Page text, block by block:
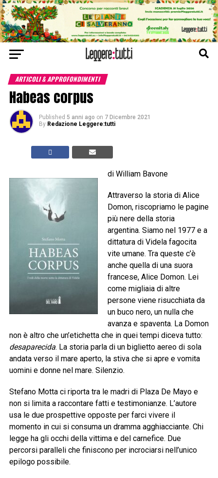
ARTICOLI & APPROFONDIMENTI
Habeas corpus
Published 5 anni ago on 7 Dicembre 2021
By Redazione Leggere:tutti
di William Bavone
Attraverso la storia di Alice
Domon, riscopriamo le pagine
più nere della storia
argentina. Siamo nel 1977 e a
dittatura di Videla fagocita
vite umane. Tra queste c’è
anche quella di una suora
francese, Alice Domon. Lei
come migliaia di altre
persone viene risucchiata da
un buco nero, un nulla che
avanza e spaventa. La Domon
non è altro che un’etichetta che in quei tempi diceva tutto:
desaparecida. La storia parla di un biglietto aereo di sola
andata verso il mare aperto, la stiva che si apre e vomita
uomini e donne nel mare. Silenzio.
Stefano Motta ci riporta tra le madri di Plaza De Mayo e
non si limita a raccontare fatti e testimonianze. L’autore
usa le due prospettive opposte per farci vivere il
momento in cui si consuma un dramma agghiacciante. Chi
legge ha gli occhi della vittima e del carnefice. Due
percorsi paralleli che finiscono per incrociarsi nell’unico
epilogo possibile.